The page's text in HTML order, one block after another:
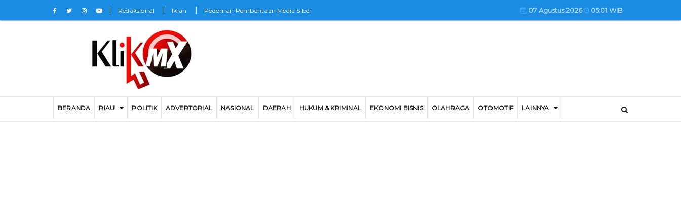
Redaksional Iklan Pedoman Pemberitaan Media Siber 07 Agustus 2026 05:01 WIB
BERANDA RIAU POLITIK ADVERTORIAL NASIONAL DAERAH HUKUM & KRIMINAL EKONOMI BISNIS OLAHRAGA OTOMOTIF LAINNYA